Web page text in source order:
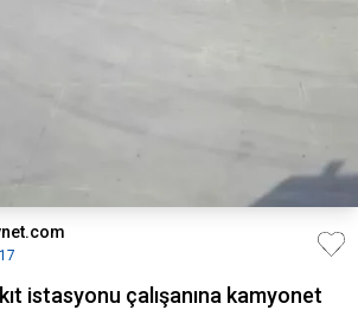
istasyonu çalışanına kamyonet